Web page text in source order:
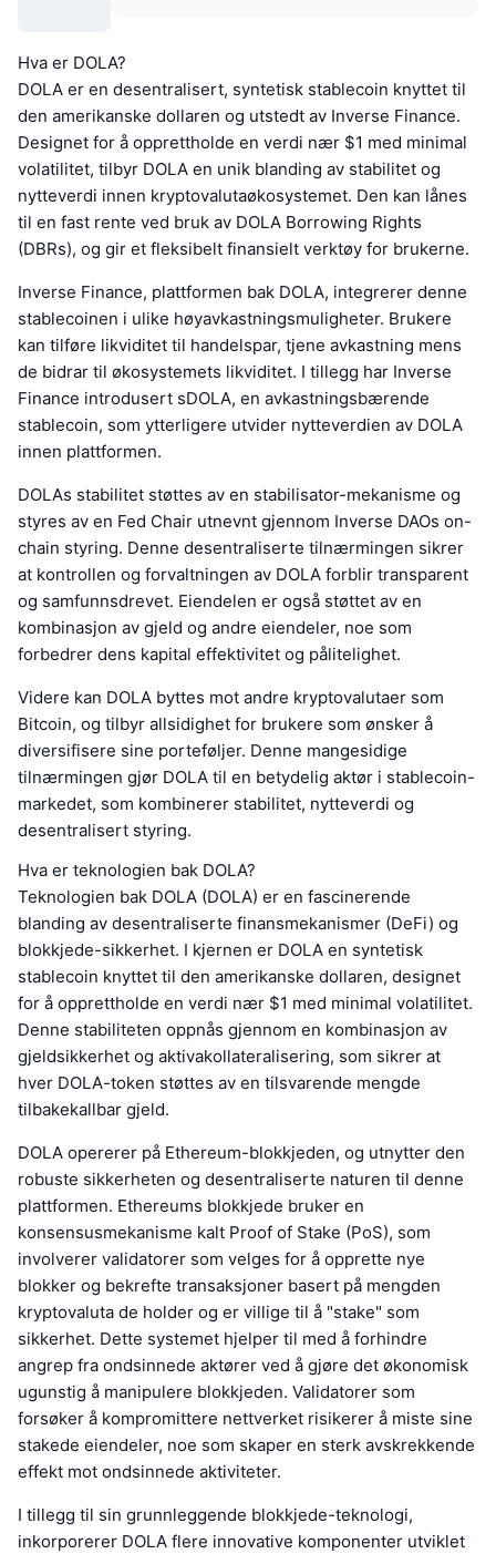
Hva er DOLA?
DOLA er en desentralisert, syntetisk stablecoin knyttet til
den amerikanske dollaren og utstedt av Inverse Finance.
Designet for å opprettholde en verdi nær $1 med minimal
volatilitet, tilbyr DOLA en unik blanding av stabilitet og
nytteverdi innen kryptovalutaøkosystemet. Den kan lånes
til en fast rente ved bruk av DOLA Borrowing Rights
(DBRs), og gir et fleksibelt finansielt verktøy for brukerne.
Inverse Finance, plattformen bak DOLA, integrerer denne
stablecoinen i ulike høyavkastningsmuligheter. Brukere
kan tilføre likviditet til handelspar, tjene avkastning mens
de bidrar til økosystemets likviditet. I tillegg har Inverse
Finance introdusert sDOLA, en avkastningsbærende
stablecoin, som ytterligere utvider nytteverdien av DOLA
innen plattformen.
DOLAs stabilitet støttes av en stabilisator-mekanisme og
styres av en Fed Chair utnevnt gjennom Inverse DAOs on-
chain styring. Denne desentraliserte tilnærmingen sikrer
at kontrollen og forvaltningen av DOLA forblir transparent
og samfunnsdrevet. Eiendelen er også støttet av en
kombinasjon av gjeld og andre eiendeler, noe som
forbedrer dens kapital effektivitet og pålitelighet.
Videre kan DOLA byttes mot andre kryptovalutaer som
Bitcoin, og tilbyr allsidighet for brukere som ønsker å
diversifisere sine porteføljer. Denne mangesidige
tilnærmingen gjør DOLA til en betydelig aktør i stablecoin-
markedet, som kombinerer stabilitet, nytteverdi og
desentralisert styring.
Hva er teknologien bak DOLA?
Teknologien bak DOLA (DOLA) er en fascinerende
blanding av desentraliserte finansmekanismer (DeFi) og
blokkjede-sikkerhet. I kjernen er DOLA en syntetisk
stablecoin knyttet til den amerikanske dollaren, designet
for å opprettholde en verdi nær $1 med minimal volatilitet.
Denne stabiliteten oppnås gjennom en kombinasjon av
gjeldsikkerhet og aktivakollateralisering, som sikrer at
hver DOLA-token støttes av en tilsvarende mengde
tilbakekallbar gjeld.
DOLA opererer på Ethereum-blokkjeden, og utnytter den
robuste sikkerheten og desentraliserte naturen til denne
plattformen. Ethereums blokkjede bruker en
konsensusmekanisme kalt Proof of Stake (PoS), som
involverer validatorer som velges for å opprette nye
blokker og bekrefte transaksjoner basert på mengden
kryptovaluta de holder og er villige til å "stake" som
sikkerhet. Dette systemet hjelper til med å forhindre
angrep fra ondsinnede aktører ved å gjøre det økonomisk
ugunstig å manipulere blokkjeden. Validatorer som
forsøker å kompromittere nettverket risikerer å miste sine
stakede eiendeler, noe som skaper en sterk avskrekkende
effekt mot ondsinnede aktiviteter.
I tillegg til sin grunnleggende blokkjede-teknologi,
inkorporerer DOLA flere innovative komponenter utviklet